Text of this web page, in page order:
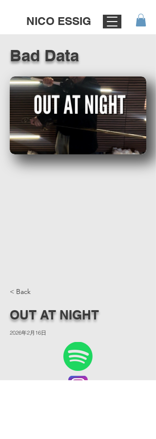
NICO ESSIG
Bad Data
< Back
OUT AT NIGHT
2026年2月16日